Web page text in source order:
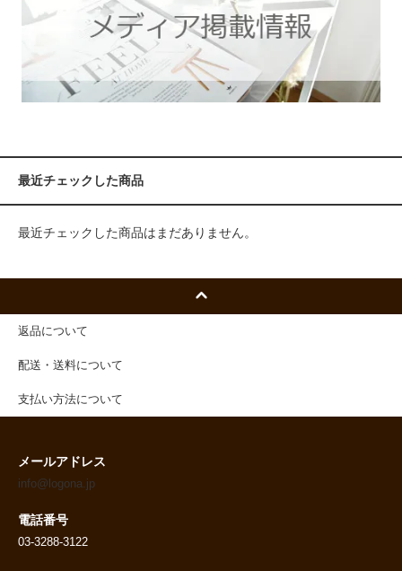
最近チェックした商品
最近チェックした商品はまだありません。
返品について
配送・送料について
支払い方法について
メールアドレス
info@logona.jp
電話番号
03-3288-3122